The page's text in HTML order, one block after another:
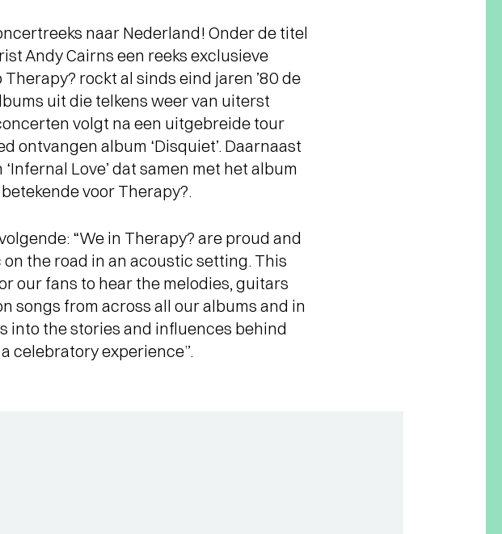
naar Nederland! Onder de titel
Andy Cairns een reeks exclusieve
rockt al sinds eind jaren ’80 de
uit die telkens weer van uiterst
volgt na een uitgebreide tour
ontvangen album ‘Disquiet’. Daarnaast
Love’ dat samen met het album
voor Therapy?.
“We in Therapy? are proud and
the road in an acoustic setting. This
our fans to hear the melodies, guitars
songs from across all our albums and in
into the stories and influences behind
celebratory experience”.